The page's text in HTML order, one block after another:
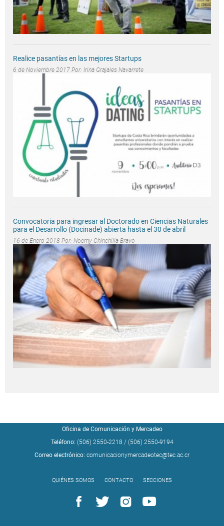
Realice pasantías en las mejores Startups
6 de Noviembre 2017 Por: Irina Grajales Navarrete
Convocatoria para ingresar al Doctorado en Ciencias Naturales
para el Desarrollo (Docinade) abierta hasta el 30 de abril
16 de Enero 2018 Por: Noemy Chinchilla Bravo
Oficina de Comunicación y Mercadeo
Teléfono: (506) 2550-2218 / (506) 2550-9194
Correo electrónico: comunicacionymercadeotec@tec.ac.cr
QUIÉNES SOMOS CONTACTO SECCIONES